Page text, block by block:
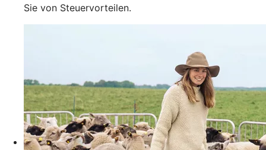
Sie von Steuervorteilen.